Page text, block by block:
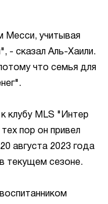
учитывая
- сказал Аль-Хаили.
что семья для
клубу MLS "Интер
пор он привел
августа 2023 года
текущем сезоне.